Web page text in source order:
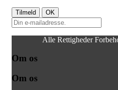
Alle Rettigheder
Om os
Om os